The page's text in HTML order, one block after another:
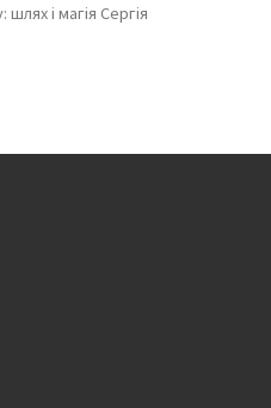
і магія Сергія